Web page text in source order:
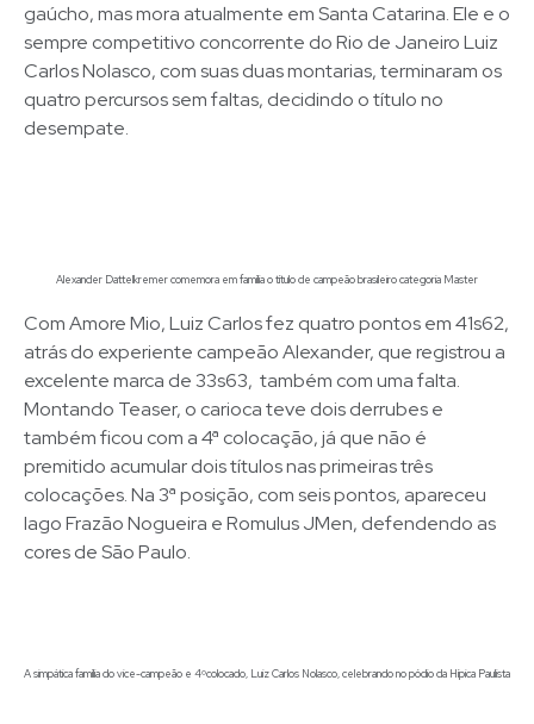
gaúcho, mas mora atualmente em Santa Catarina. Ele e o
sempre competitivo concorrente do Rio de Janeiro Luiz
Carlos Nolasco, com suas duas montarias, terminaram os
quatro percursos sem faltas, decidindo o título no
desempate.
Alexander Dattelkremer comemora em família o título de campeão brasileiro categoria Master
Com Amore Mio, Luiz Carlos fez quatro pontos em 41s62,
atrás do experiente campeão Alexander, que registrou a
excelente marca de 33s63, também com uma falta.
Montando Teaser, o carioca teve dois derrubes e
também ficou com a 4ª colocação, já que não é
premitido acumular dois títulos nas primeiras três
colocações. Na 3ª posição, com seis pontos, apareceu
Iago Frazão Nogueira e Romulus JMen, defendendo as
cores de São Paulo.
A simpática família do vice-campeão e 4ºcolocado, Luiz Carlos Nolasco, celebrando no pódio da Hípica Paulista